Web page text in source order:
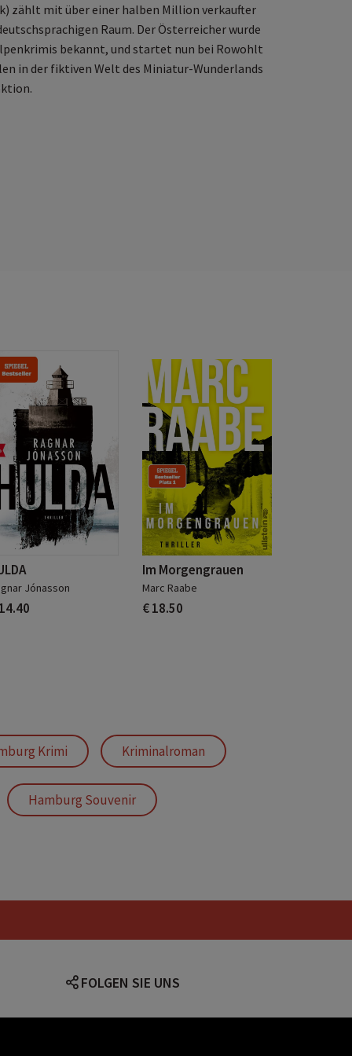
zählt mit über einer halben Million verkaufter
Raum. Der Österreicher wurde
bekannt, und startet nun bei Rowohlt
in der fiktiven Welt des Miniatur-Wunderlands
Jónasson
Im Morgengrauen
Marc Raabe
€ 18.50
Krimi Kriminalroman
Hamburg Souvenir
FOLGEN SIE UNS